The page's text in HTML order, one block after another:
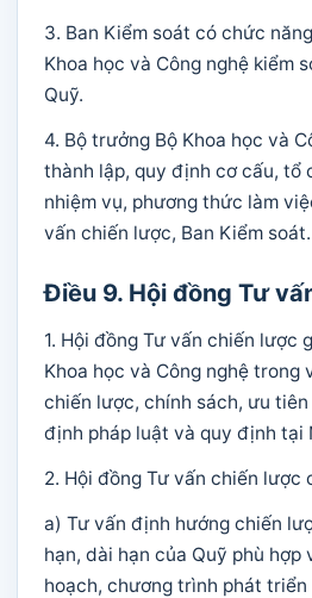
3. Ban Kiểm soát có chức
Khoa học và Công nghệ kiểm
Quỹ.
4. Bộ trưởng Bộ Khoa học và
thành lập, quy định cơ cấu, tổ
nhiệm vụ, phương thức làm
vấn chiến lược, Ban Kiểm soát.
Điều 9. Hội đồng Tư
1. Hội đồng Tư vấn chiến lược
Khoa học và Công nghệ trong
chiến lược, chính sách, ưu
định pháp luật và quy định tại
2. Hội đồng Tư vấn chiến lược
a) Tư vấn định hướng chiến
hạn, dài hạn của Quỹ phù hợp
hoạch, chương trình phát triển